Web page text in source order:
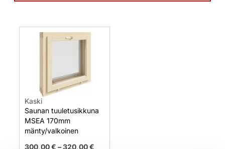
Kaski
Saunan tuuletusikkuna
MSEA 170mm
mänty/valkoinen
300,00€ –320,00€